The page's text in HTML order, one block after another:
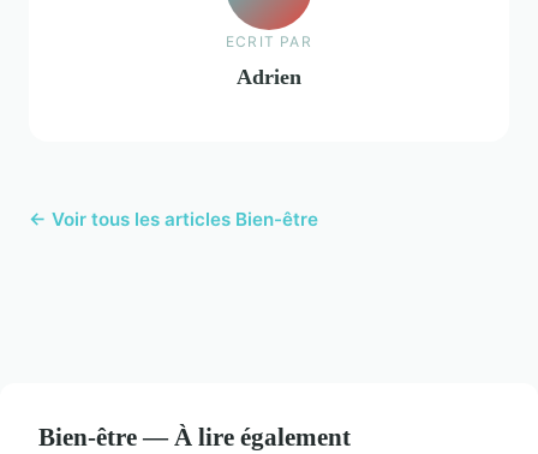
ECRIT PAR
Adrien
← Voir tous les articles Bien-être
Bien-être — À lire également